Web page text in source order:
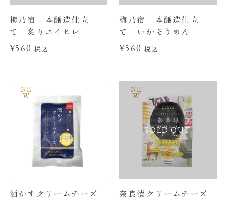
梅乃宿 本醸造仕立
て 炙りエイヒレ
¥560税込
梅乃宿 本醸造仕立
て いかそうめん
¥560税込
NE
W
酒かすクリームチーズ
SOLD OUT
NE
W
奈良漬クリームチーズ